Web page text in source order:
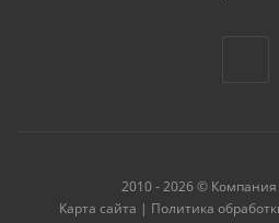
2010 - 2026 ©
Карта сайта | Политика